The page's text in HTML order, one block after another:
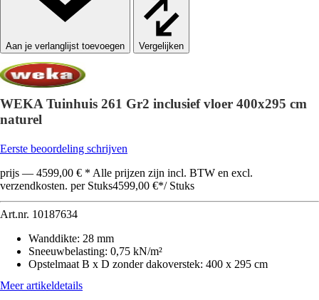
Vergelijken
WEKA Tuinhuis 261 Gr2 inclusief vloer 400x295 cm
naturel
Eerste beoordeling schrijven
prijs — 4599,00 € * Alle prijzen zijn incl. BTW en excl.
verzendkosten. per Stuks4599,00 €*/ Stuks
Art.nr. 10187634
Wanddikte: 28 mm
Sneeuwbelasting: 0,75 kN/m²
Opstelmaat B x D zonder dakoverstek: 400 x 295 cm
Meer artikeldetails